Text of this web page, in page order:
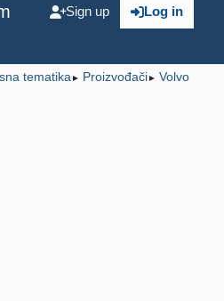
Log in
Sign up
tematika ► Proizvođači► Volvo